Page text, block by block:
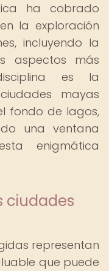
ha cobrado
la exploración
incluyendo la
aspectos más
es la
mayas
fondo de lagos,
una ventana
enigmática
ciudades
representan
que puede